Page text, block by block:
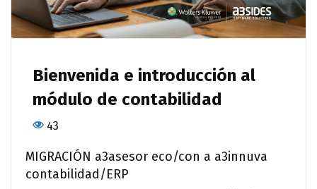
Bienvenida e introducción al
módulo de contabilidad
43
MIGRACIÓN a3asesor eco/con a a3innuva
contabilidad/ERP